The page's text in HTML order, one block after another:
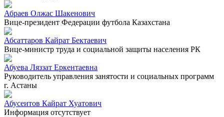
Абраев Олжас Шакенович
Вице-президент Федерации футбола Казахстана
Абсаттаров Кайрат Бектаевич
Вице-министр труда и социальной защиты населения РК
Абуева Ляззат Еркентаевна
Руководитель управления занятости и социальных программ
г. Астаны
Абусеитов Кайрат Хуатович
Информация отсутствует